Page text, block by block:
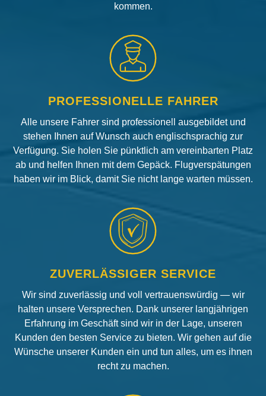
kommen.
PROFESSIONELLE FAHRER
Alle unsere Fahrer sind professionell ausgebildet und
stehen Ihnen auf Wunsch auch englischsprachig zur
Verfügung. Sie holen Sie pünktlich am vereinbarten Platz
ab und helfen Ihnen mit dem Gepäck. Flugverspätungen
haben wir im Blick, damit Sie nicht lange warten müssen.
ZUVERLÄSSIGER SERVICE
Wir sind zuverlässig und voll vertrauenswürdig — wir
halten unsere Versprechen. Dank unserer langjährigen
Erfahrung im Geschäft sind wir in der Lage, unseren
Kunden den besten Service zu bieten. Wir gehen auf die
Wünsche unserer Kunden ein und tun alles, um es ihnen
recht zu machen.